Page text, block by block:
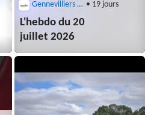
Gennevilliers (92230) • 19 jours
L'hebdo du 20
juillet 2026